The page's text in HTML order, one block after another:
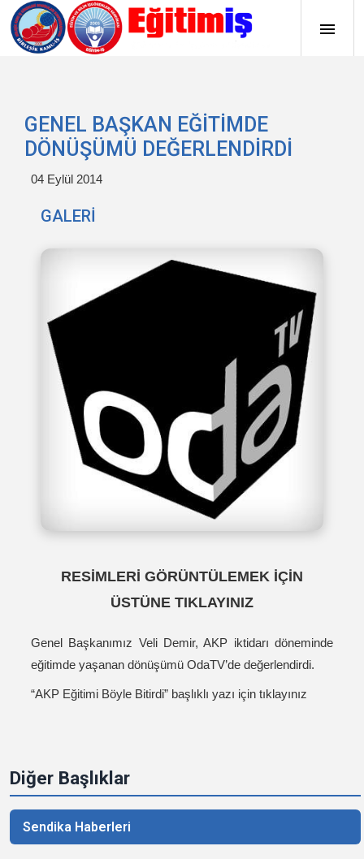
Diğer Başlıklar
Sendika Haberleri
GENEL BAŞKAN EĞİTİMDE
DÖNÜŞÜMÜ DEĞERLENDİRDİ
04 Eylül 2014
GALERİ
RESİMLERİ GÖRÜNTÜLEMEK İÇİN
ÜSTÜNE TIKLAYINIZ
Genel Başkanımız Veli Demir, AKP iktidarı döneminde
eğitimde yaşanan dönüşümü OdaTV’de değerlendirdi.
“AKP Eğitimi Böyle Bitirdi” başlıklı yazı için tıklayınız